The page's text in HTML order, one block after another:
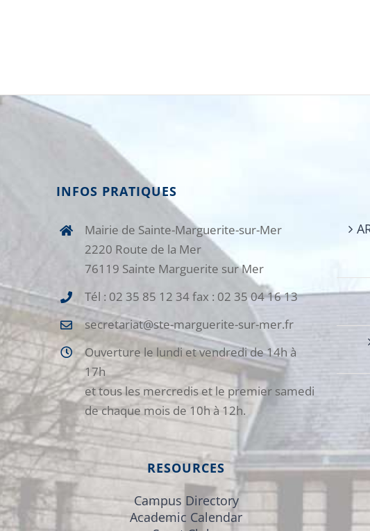
INFOS PRATIQUES
Mairie de Sainte-Marguerite-sur-Mer
2220 Route de la Mer
76119 Sainte Marguerite sur Mer
Tél : 02 35 85 12 34 fax : 02 35 04 16 13
secretariat@ste-marguerite-sur-mer.fr
Ouverture le lundi et vendredi de 14h à
17h
et tous les mercredis et le premier samedi
de chaque mois de 10h à 12h.
RESOURCES
Campus Directory
Academic Calendar